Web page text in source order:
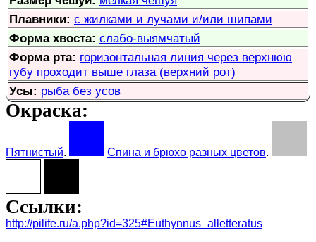
Плавники: с жилками и лучами и/или шипами
Форма хвоста: слабо-выямчатый
Форма рта: горизонтальная линия через верхнюю
губу проходит выше глаза (верхний рот)
Усы: рыба без усов
Окраска:
Пятнистый. Спина и брюхо разных цветов.
Ссылки:
http://pilife.ru/a.php?id=325#Euthynnus_alletteratus